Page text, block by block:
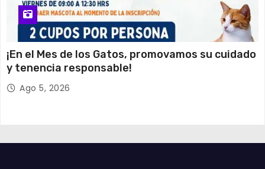
¡En el Mes de los Gatos, promovamos su cuidado
y tenencia responsable!
Ago 5, 2026